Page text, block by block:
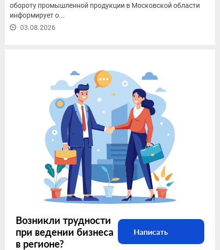
обороту промышленной продукции в Московской области
информирует о...
03.08.2026
Возникли трудности
при ведении бизнеса
в регионе?
Написать